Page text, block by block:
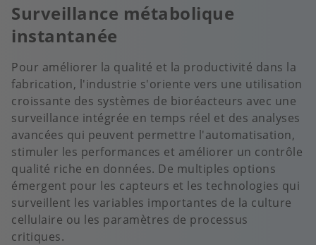
Surveillance métabolique
instantanée
Pour améliorer la qualité et la productivité dans la
fabrication, l'industrie s'oriente vers une utilisation
croissante des systèmes de bioréacteurs avec une
surveillance intégrée en temps réel et des analyses
avancées qui peuvent permettre l'automatisation,
stimuler les performances et améliorer un contrôle
qualité riche en données. De multiples options
émergent pour les capteurs et les technologies qui
surveillent les variables importantes de la culture
cellulaire ou les paramètres de processus
critiques.